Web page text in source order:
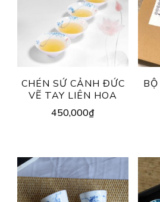
CHÉN SỨ CẢNH ĐỨC
VẼ TAY LIÊN HOA
450,000₫